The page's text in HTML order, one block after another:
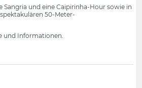
und eine Caipirinha-Hour sowie in
50-Meter-
und Informationen.